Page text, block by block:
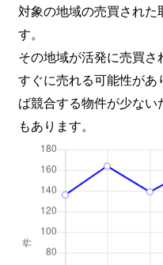
対象の地域の売買され
す。
その地域が活発に売買
すぐに売れる可能性が
ば競合する物件が少な
もあります。